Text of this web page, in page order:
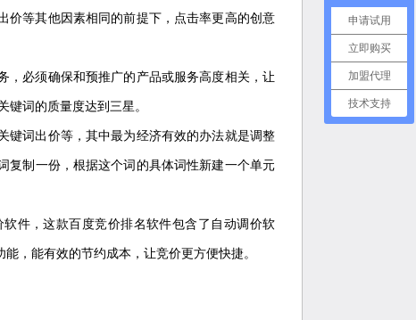
价等其他因素相同的前提下，点击率更高的创意
，必须确保和预推广的产品或服务高度相关，让
词的质量度达到三星。
键词出价等，其中最为经济有效的办法就是调整
复制一份，根据这个词的具体词性新建一个单元
件，这款百度竞价排名软件包含了自动调价软
，能有效的节约成本，让竞价更方便快捷。
申请试用
立即购买
加盟代理
技术支持